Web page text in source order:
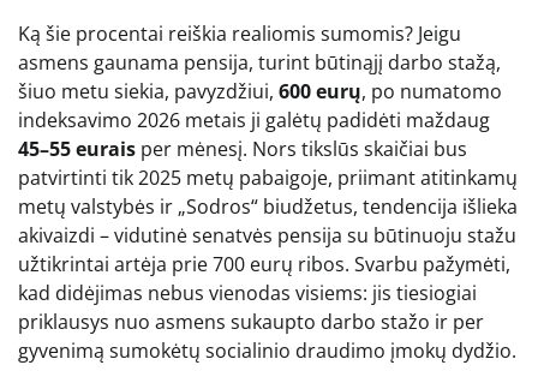
Ką šie procentai reiškia realiomis sumomis? Jeigu
asmens gaunama pensija, turint būtinąjį darbo stažą,
šiuo metu siekia, pavyzdžiui, 600 eurų, po numatomo
indeksavimo 2026 metais ji galėtų padidėti maždaug
45–55 eurais per mėnesį. Nors tikslūs skaičiai bus
patvirtinti tik 2025 metų pabaigoje, priimant atitinkamų
metų valstybės ir „Sodros“ biudžetus, tendencija išlieka
akivaizdi – vidutinė senatvės pensija su būtinuoju stažu
užtikrintai artėja prie 700 eurų ribos. Svarbu pažymėti,
kad didėjimas nebus vienodas visiems: jis tiesiogiai
priklausys nuo asmens sukaupto darbo stažo ir per
gyvenimą sumokėtų socialinio draudimo įmokų dydžio.